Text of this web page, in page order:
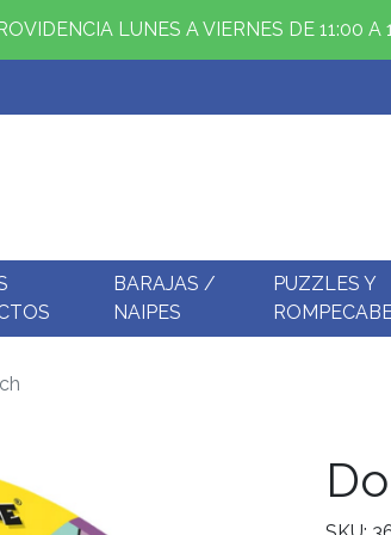
LUNES A VIERNES DE 11:00 A
BARAJAS /
NAIPES
PUZZLES Y